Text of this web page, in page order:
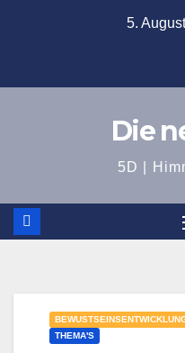
5.
Die
5D |
THEMA'S